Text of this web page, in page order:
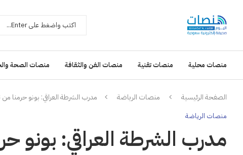
منصات محلية منصات تقنية منصات الفن والثقافة منصات الصحة
الصفحة الرئيسية منصات الرياضة مدرب الشرطة العراقي: بونو حرمنا من
منصات الرياضة
مدرب الشرطة العراقي: بونو